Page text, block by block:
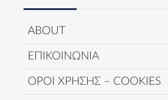
ABOUT
ΕΠΙΚΟΙΝΩΝΙΑ
ΟΡΟΙ ΧΡΗΣΗΣ – COOKIES